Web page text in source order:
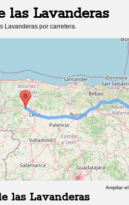
las Lavanderas
Lavanderas por carretera.
Ampliar el
las Lavanderas